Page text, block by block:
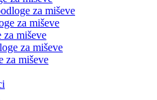
za miševe
za miševe
za miševe
za miševe
za miševe